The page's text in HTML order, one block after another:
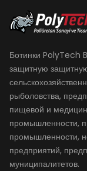
Ботинки PolyTech
защитную
рыболовства,
пищевой и
промышленности,
промышленности,
предприятий,
муниципалитетов.